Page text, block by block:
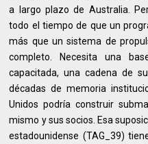
a largo plazo de Australia.
todo el tiempo de que un
más que un sistema de
completo. Necesita una
capacitada, una cadena de
décadas de memoria
Unidos podría construir
mismo y sus socios. Esa
estadounidense (TAG_39)